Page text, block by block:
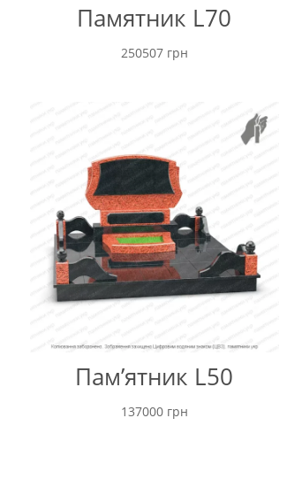
Памятник L70
250507 грн
Пам’ятник L50
137000 грн